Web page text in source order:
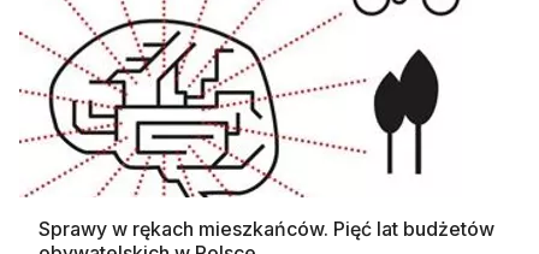
Sprawy w rękach mieszkańców. Pięć lat budżetów